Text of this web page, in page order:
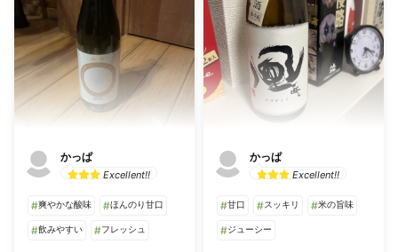
かっぱ
Excellent!!
#爽やかな酸味 #ほんのり甘口
#飲みやすい #フレッシュ
かっぱ
Excellent!!
#甘口 #スッキリ #米の旨味
#ジューシー